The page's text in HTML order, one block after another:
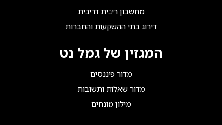
מחשבון ריבית דריבית
דירוג בתי ההשקעות והחברות
המגזין של גמל נט
מדור פיננסים
מדור שאלות ותשובות
מילון מונחים